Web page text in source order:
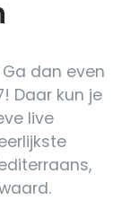
dan even
Daar kun je
live